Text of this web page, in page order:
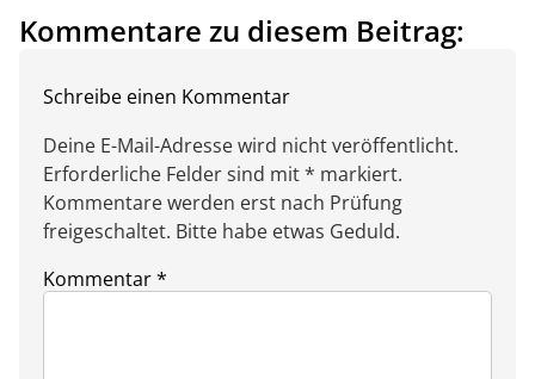
Kommentare zu diesem Beitrag:
Schreibe einen Kommentar
Deine E-Mail-Adresse wird nicht veröffentlicht.
Erforderliche Felder sind mit * markiert.
Kommentare werden erst nach Prüfung
freigeschaltet. Bitte habe etwas Geduld.
Kommentar*